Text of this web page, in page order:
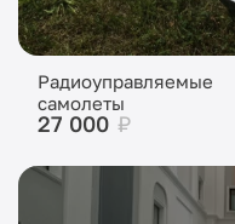
Радиоуправляемые
самолеты
27 000 ₽